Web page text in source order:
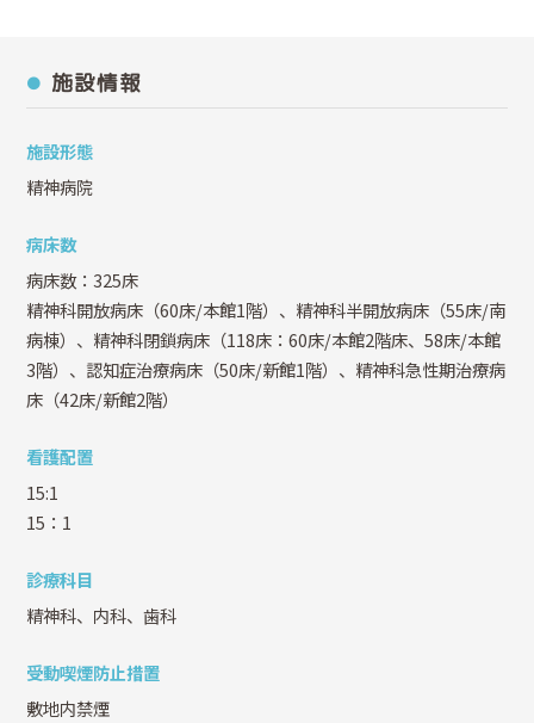
施設情報
施設形態
精神病院
病床数
病床数：325床
精神科開放病床（60床/本館1階）、精神科半開放病床（55床/南
病棟）、精神科閉鎖病床（118床：60床/本館2階床、58床/本館
3階）、認知症治療病床（50床/新館1階）、精神科急性期治療病
床（42床/新館2階）
看護配置
15:1
15：1
診療科目
精神科、内科、歯科
受動喫煙防止措置
敷地内禁煙